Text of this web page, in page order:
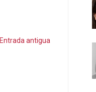
Entrada antigua